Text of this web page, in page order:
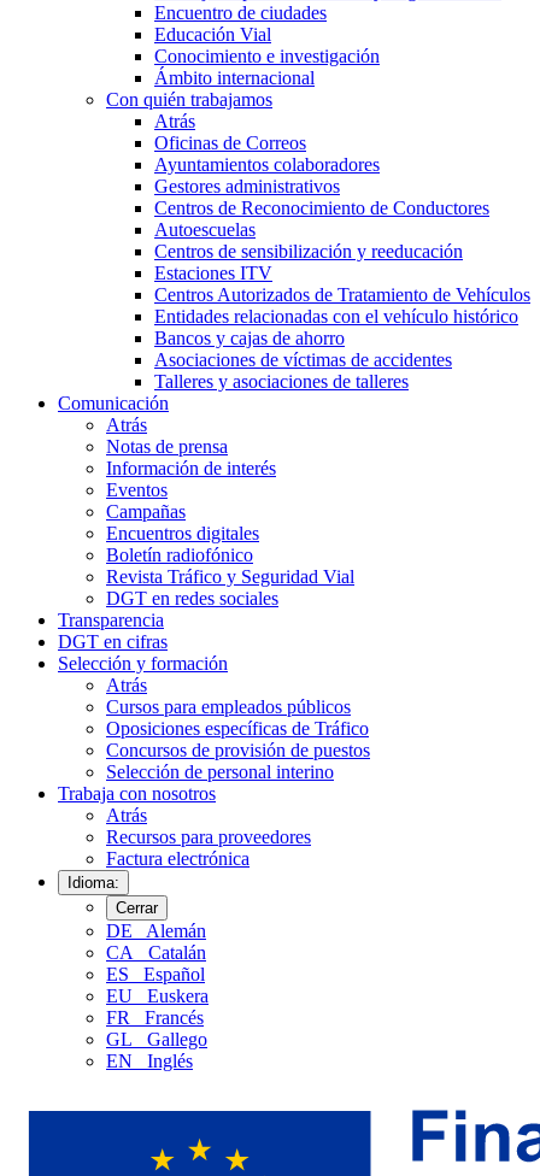
Encuentro de ciudades
Educación Vial
Conocimiento e investigación
Ámbito internacional
Con quién trabajamos
Atrás
Oficinas de Correos
Ayuntamientos colaboradores
Gestores administrativos
Centros de Reconocimiento de Conductores
Autoescuelas
Centros de sensibilización y reeducación
Estaciones ITV
Centros Autorizados de Tratamiento de Vehículos
Entidades relacionadas con el vehículo histórico
Bancos y cajas de ahorro
Asociaciones de víctimas de accidentes
Talleres y asociaciones de talleres
Comunicación
Atrás
Notas de prensa
Información de interés
Eventos
Campañas
Encuentros digitales
Boletín radiofónico
Revista Tráfico y Seguridad Vial
DGT en redes sociales
Transparencia
DGT en cifras
Selección y formación
Atrás
Cursos para empleados públicos
Oposiciones específicas de Tráfico
Concursos de provisión de puestos
Selección de personal interino
Trabaja con nosotros
Atrás
Recursos para proveedores
Factura electrónica
Idioma:
Cerrar
DE
Alemán
CA
Catalán
ES
Español
EU
Euskera
FR
Francés
GL
Gallego
EN
Inglés